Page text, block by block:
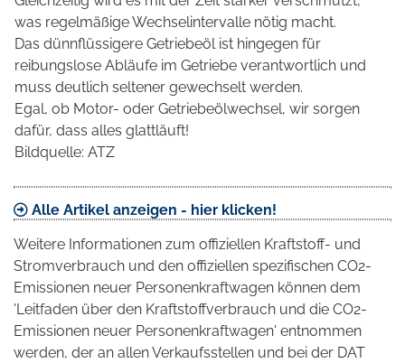
was regelmäßige Wechselintervalle nötig macht.
Das dünnflüssigere Getriebeöl ist hingegen für
reibungslose Abläufe im Getriebe verantwortlich und
muss deutlich seltener gewechselt werden.
Egal, ob Motor- oder Getriebeölwechsel, wir sorgen
dafür, dass alles glattläuft!
Bildquelle: ATZ
Alle Artikel anzeigen - hier klicken!
Weitere Informationen zum offiziellen Kraftstoff- und
Stromverbrauch und den offiziellen spezifischen CO2-
Emissionen neuer Personenkraftwagen können dem
'Leitfaden über den Kraftstoffverbrauch und die CO2-
Emissionen neuer Personenkraftwagen' entnommen
werden, der an allen Verkaufsstellen und bei der DAT